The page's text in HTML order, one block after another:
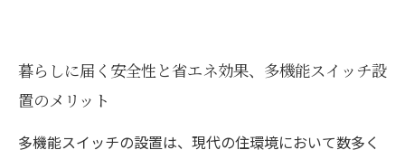
暮らしに届く安全性と省エネ効果、多機能スイッチ設
置のメリット
多機能スイッチの設置は、現代の住環境において数多く